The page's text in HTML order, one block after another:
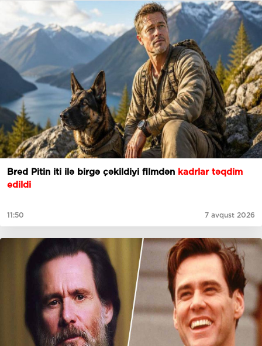
Bred Pitin iti ilə birgə çəkildiyi filmdən kadrlar təqdim
edildi
11:50 7 avqust 2026